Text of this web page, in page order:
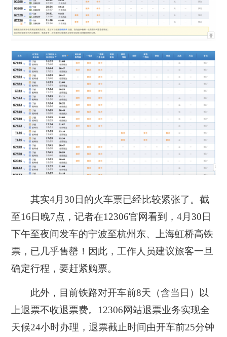
其实4月30日的火车票已经比较紧张了。截
至16日晚7点，记者在12306官网看到，4月30日
下午至夜间发车的宁波至杭州东、上海虹桥高铁
票，已几乎售罄！因此，工作人员建议旅客一旦
确定行程，要赶紧购票。
此外，目前铁路对开车前8天（含当日）以
上退票不收退票费。12306网站退票业务实现全
天候24小时办理，退票截止时间由开车前25分钟